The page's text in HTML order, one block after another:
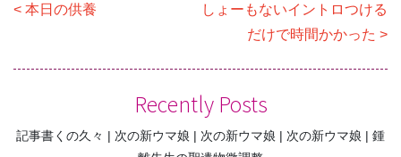
投
ナ
ー
本日の供養
しょーもないイントロつける
だけで時間かかった
Recently Posts
記事書くの久々 次の新ウマ娘 次の新ウマ娘 次の新ウマ娘
鍾